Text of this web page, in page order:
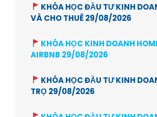
KHÓA HỌC ĐẦU TƯ KINH
VÀ CHO THUÊ 29/08/2026
KHÓA HỌC KINH DOANH
AIRBNB 29/08/2026
KHÓA HỌC ĐẦU TƯ KINH
TRỌ 29/08/2026